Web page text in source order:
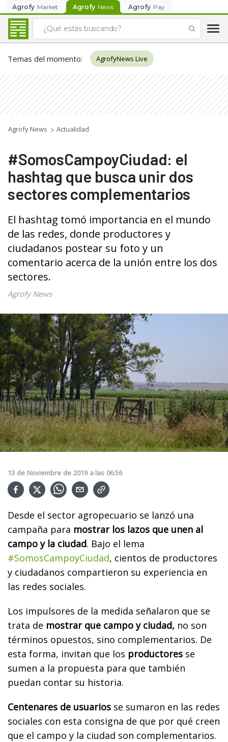
Agrofy Market Agrofy News Agrofy Pay
Temas del momento: AgrofyNews Live
Agrofy News Actualidad
#SomosCampoyCiudad: el
hashtag que busca unir dos
sectores complementarios
El hashtag tomó importancia en el mundo
de las redes, donde productores y
ciudadanos postear su foto y un
comentario acerca de la unión entre los dos
sectores.
Agrofy News
13 de Noviembre de 2019 a las 06:56
Desde el sector agropecuario se lanzó una
campaña para mostrar los lazos que unen al
campo y la ciudad. Bajo el lema
#SomosCampoyCiudad, cientos de productores
y ciudadanos compartieron su experiencia en
las redes sociales.
Los impulsores de la medida señalaron que se
trata de mostrar que campo y ciudad, no son
términos opuestos, sino complementarios. De
esta forma, invitan que los productores se
sumen a la propuesta para que también
puedan contar su historia.
Centenares de usuarios se sumaron en las redes
sociales con esta consigna de que por qué creen
que el campo y la ciudad son complementarios.